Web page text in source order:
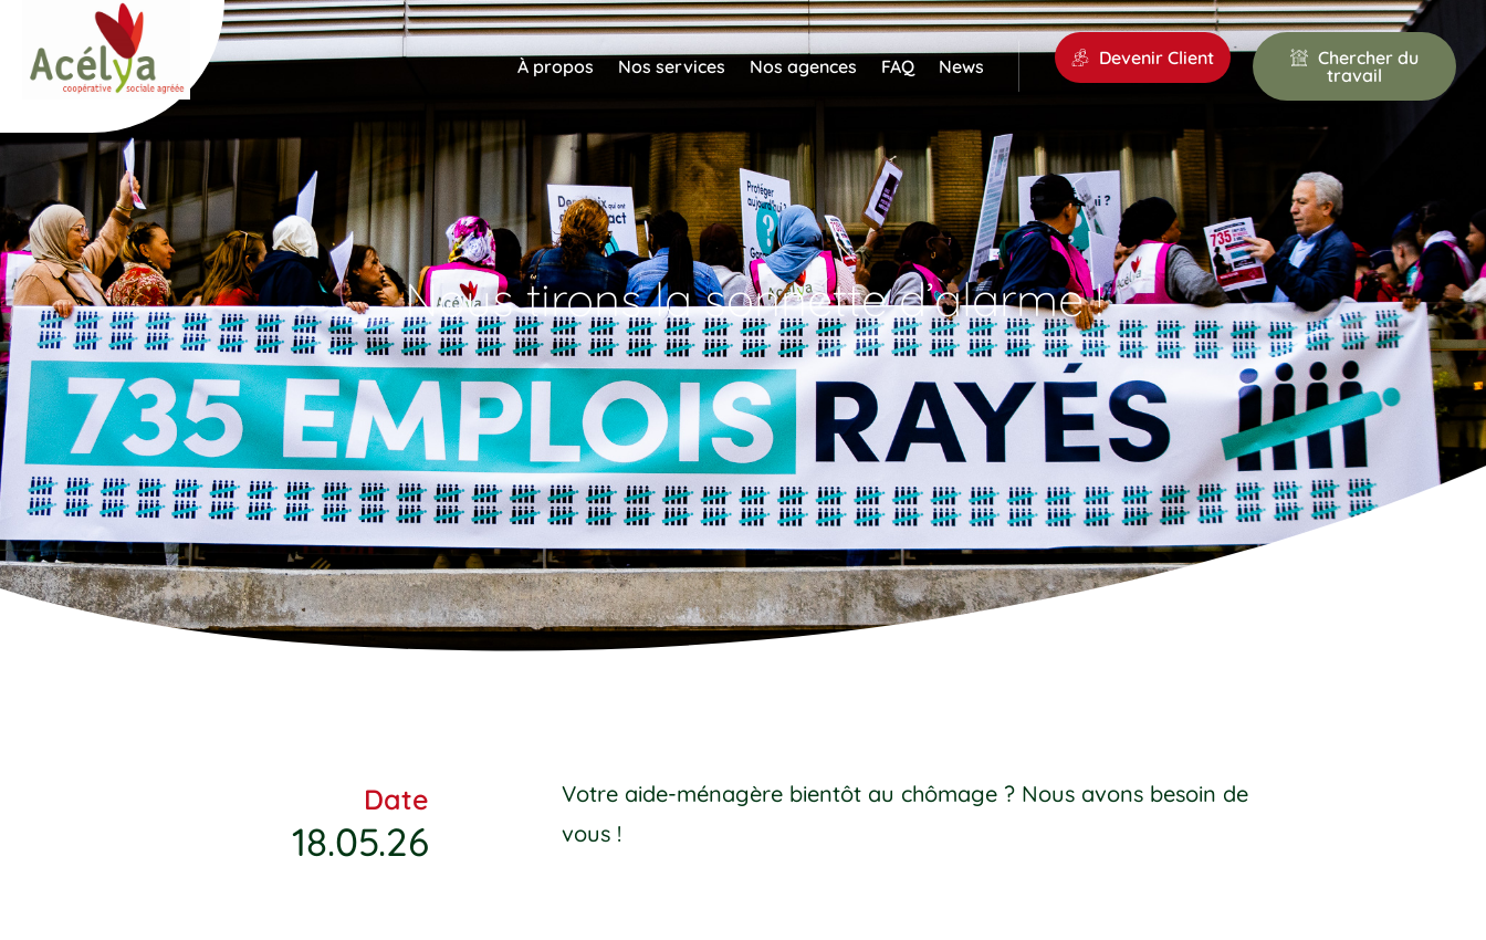
À propos Nos services Nos agences FAQ News Devenir Client
Chercher du
travail
Nous tirons la sonnette d’alarme !
Date
18.05.26
Votre aide-ménagère bientôt au chômage ? Nous avons besoin de
vous !
Panneau de gestion des cookies